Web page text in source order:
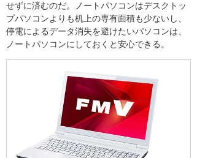
せずに済むのだ。ノートパソコンはデスクトッ
プパソコンよりも机上の専有面積も少ないし、
停電によるデータ消失を避けたいパソコンは、
ノートパソコンにしておくと安心できる。